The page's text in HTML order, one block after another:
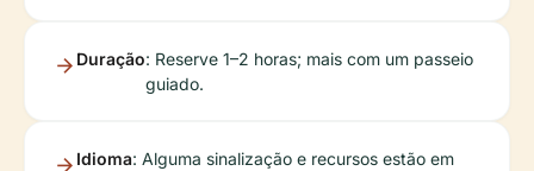
Duração: Reserve 1–2 horas; mais com um passeio
guiado.
Idioma: Alguma sinalização e recursos estão em